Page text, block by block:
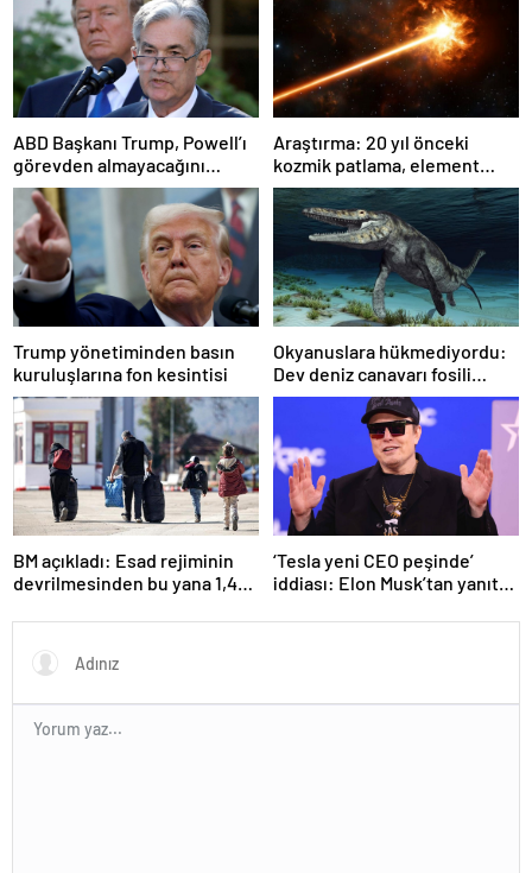
ABD Başkanı Trump, Powell’ı
görevden almayacağını
söyledi
Araştırma: 20 yıl önceki
kozmik patlama, element
oluşumunda önemli rol
oynuyor
Trump yönetiminden basın
kuruluşlarına fon kesintisi
Okyanuslara hükmediyordu:
Dev deniz canavarı fosili
bulundu
BM açıkladı: Esad rejiminin
devrilmesinden bu yana 1,4
ülkelerine döndü
‘Tesla yeni CEO peşinde’
iddiası: Elon Musk’tan yanıt